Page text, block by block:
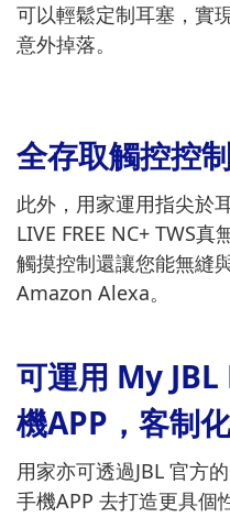
可以輕鬆定制耳塞，實
意外掉落。
全存取觸控控
此外，用家運用指尖於
LIVE FREE NC+ TWS
觸摸控制還讓您能無縫
Amazon Alexa。
可運用 My
機APP，客制
用家亦可透過JBL 官方
手機APP 去打造更具個